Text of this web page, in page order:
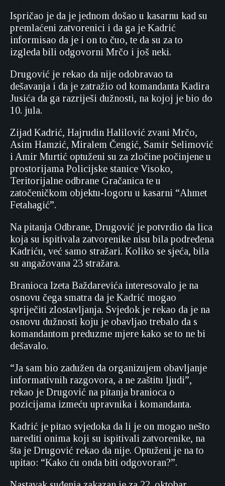
Ispričao je da je jednom došao u kasarnu kad su
premlaćeni zatvorenici i da ga je Kadrić
informisao da je i on to čuo, te da su za to
izgleda bili odgovorni Mrčo i još neki.
Drugović je rekao da nije odobravao ta
dešavanja i da je zatražio od komandanta Kadira
Jusića da ga razriješi dužnosti, na kojoj je bio do
10. jula.
Zijad Kadrić, Hajrudin Halilović zvani Mrčo,
Asim Hamzić, Miralem Čengić, Samir Selimović
i Amir Murtić optuženi su za zločine počinjene u
prostorijama Policijske stanice Visoko,
Teritorijalne odbrane Gračanica te u
zatočeničkom objektu-logoru u kasarni “Ahmet
Fetahagić”.
Na pitanja Odbrane, Drugović je potvrdio da lica
koja su ispitivala zatvorenike nisu bila podređena
Kadriću, već samo stražari. Koliko se sjeća, bila
su angažovana 23 stražara.
Branioca Izeta Baždarevića interesovalo je na
osnovu čega smatra da je Kadrić mogao
spriječiti zlostavljanja. Svjedok je rekao da je na
osnovu dužnosti koju je obavljao trebalo da s
komandantom preduzme mjere kako se to ne bi
dešavalo.
“Ja sam bio zadužen da organizujem obavljanje
informativnih razgovora, a ne zaštitu ljudi”,
rekao je Drugović na pitanja branioca o
pozicijama izmeću upravnika i komandanta.
Kadrić je pitao svjedoka da li je on mogao nešto
narediti onima koji su ispitivali zatvorenike, na
šta je Drugović rekao da nije. Optuženi je na to
upitao: “Kako ću onda biti odgovoran?”.